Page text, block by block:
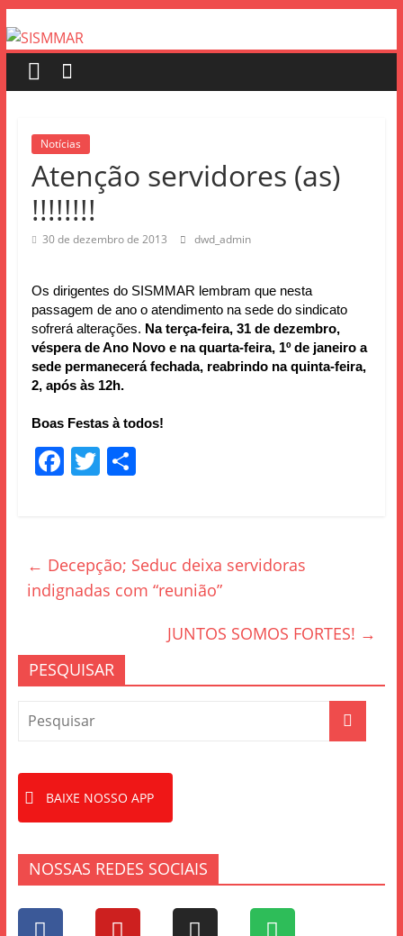
Notícias
Atenção servidores (as)
!!!!!!!!
30 de dezembro de 2013 dwd_admin
Os dirigentes do SISMMAR lembram que nesta
passagem de ano o atendimento na sede do sindicato
sofrerá alterações. Na terça-feira, 31 de dezembro,
véspera de Ano Novo e na quarta-feira, 1º de janeiro a
sede permanecerá fechada, reabrindo na quinta-feira,
2, após às 12h.
Boas Festas à todos!
F
b
o
k
T S
← Decepção; Seduc deixa servidoras
indignadas com “reunião”
JUNTOS SOMOS FORTES! →
PESQUISAR
BAIXE NOSSO APP
NOSSAS REDES SOCIAIS